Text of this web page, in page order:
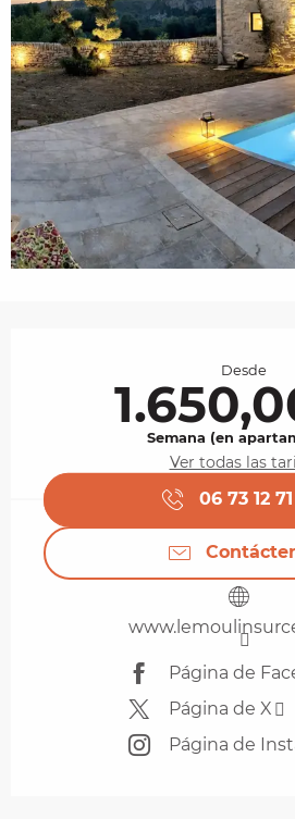
Desde
Semana (en
Ver todas las
06 73 12 71
Página de
Página de X
Página de